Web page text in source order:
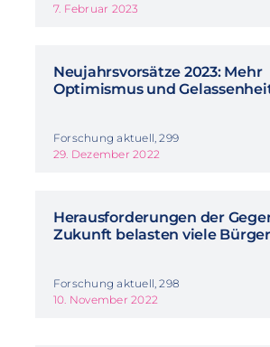
7. Februar 2023
Neujahrsvorsätze 2023: Mehr
Optimismus und
Forschung aktuell, 299
29. Dezember 2022
Herausforderungen der
Zukunft belasten viele Bürger
Forschung aktuell, 298
10. November 2022